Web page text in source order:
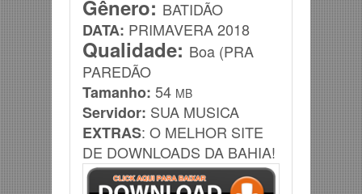
Gênero: BATIDÃO
DATA: PRIMAVERA2018
Qualidade: Boa (PRA
PAREDÃO
Tamanho: 54 MB
Servidor: SUA MUSICA
EXTRAS: O MELHOR SITE
DE DOWNLOADS DA BAHIA!